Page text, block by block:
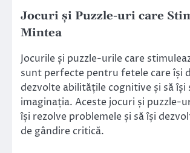
Jocuri și Puzzle-uri care
Mintea
Jocurile și puzzle-urile care
sunt perfecte pentru fetele care își
dezvolte abilitățile cognitive și să își
imaginația. Aceste jocuri și puzzle-
își rezolve problemele și să își
de gândire critică.